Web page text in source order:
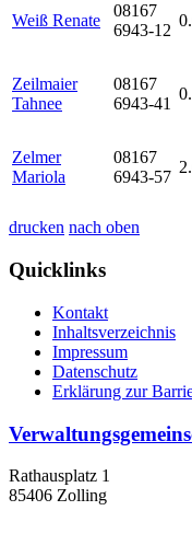
Weiß Renate
08167
6943-12
Zeilmaier
Tahnee
08167
6943-41
Zelmer
Mariola
08167
6943-57
drucken nach oben
Quicklinks
Kontakt
Inhaltsverzeichnis
Impressum
Datenschutz
Erklärung zur
Rathausplatz 1
85406 Zolling